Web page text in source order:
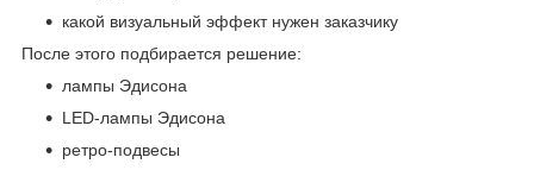
какой визуальный эффект нужен заказчику
После этого подбирается решение:
лампы Эдисона
LED-лампы Эдисона
ретро-подвесы